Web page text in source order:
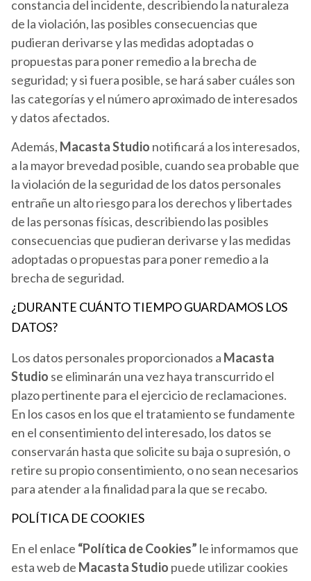
constancia del incidente, describiendo la naturaleza
de la violación, las posibles consecuencias que
pudieran derivarse y las medidas adoptadas o
propuestas para poner remedio a la brecha de
seguridad; y si fuera posible, se hará saber cuáles son
las categorías y el número aproximado de interesados
y datos afectados.
Además, Macasta Studio notificará a los interesados,
a la mayor brevedad posible, cuando sea probable que
la violación de la seguridad de los datos personales
entrañe un alto riesgo para los derechos y libertades
de las personas físicas, describiendo las posibles
consecuencias que pudieran derivarse y las medidas
adoptadas o propuestas para poner remedio a la
brecha de seguridad.
¿DURANTE CUÁNTO TIEMPO GUARDAMOS LOS
DATOS?
Los datos personales proporcionados a Macasta
Studio se eliminarán una vez haya transcurrido el
plazo pertinente para el ejercicio de reclamaciones.
En los casos en los que el tratamiento se fundamente
en el consentimiento del interesado, los datos se
conservarán hasta que solicite su baja o supresión, o
retire su propio consentimiento, o no sean necesarios
para atender a la finalidad para la que se recabo.
POLÍTICA DE COOKIES
En el enlace “Política de Cookies” le informamos que
esta web de Macasta Studio puede utilizar cookies